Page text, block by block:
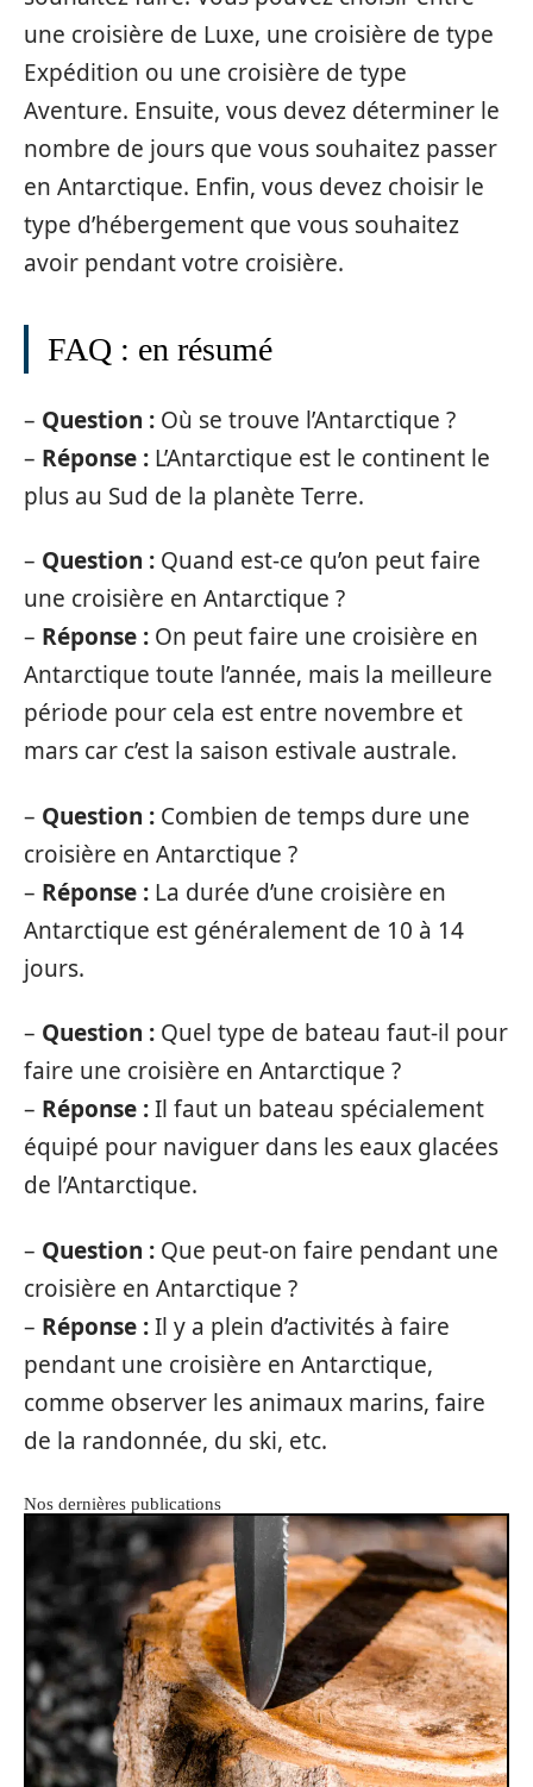
une croisière de Luxe, une croisière de type
Expédition ou une croisière de type
Aventure. Ensuite, vous devez déterminer le
nombre de jours que vous souhaitez passer
en Antarctique. Enfin, vous devez choisir le
type d’hébergement que vous souhaitez
avoir pendant votre croisière.
FAQ : en résumé
– Question : Où se trouve l’Antarctique ?
– Réponse : L’Antarctique est le continent le
plus au Sud de la planète Terre.
– Question : Quand est-ce qu’on peut faire
une croisière en Antarctique ?
– Réponse : On peut faire une croisière en
Antarctique toute l’année, mais la meilleure
période pour cela est entre novembre et
mars car c’est la saison estivale australe.
– Question : Combien de temps dure une
croisière en Antarctique ?
– Réponse : La durée d’une croisière en
Antarctique est généralement de 10 à 14
jours.
– Question : Quel type de bateau faut-il pour
faire une croisière en Antarctique ?
– Réponse :Il faut un bateau spécialement
équipé pour naviguer dans les eaux glacées
de l’Antarctique.
– Question : Que peut-on faire pendant une
croisière en Antarctique ?
– Réponse :Il y a plein d’activités à faire
pendant une croisière en Antarctique,
comme observer les animaux marins, faire
de la randonnée, du ski, etc.
Nos dernières publications